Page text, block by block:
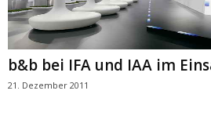
b&b bei IFA und IAA im
21. Dezember 2011